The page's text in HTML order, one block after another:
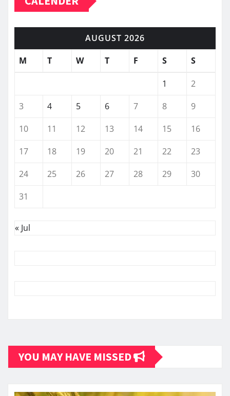
AUGUST 2026
M
T W T F S S
1
2
3
4 5 6 7 8
9
10
11 12 13 14 15
16
17
18 19 20 21 22
23
24
25 26 27 28 29
30
31
« Jul
YOU MAY HAVE MISSED